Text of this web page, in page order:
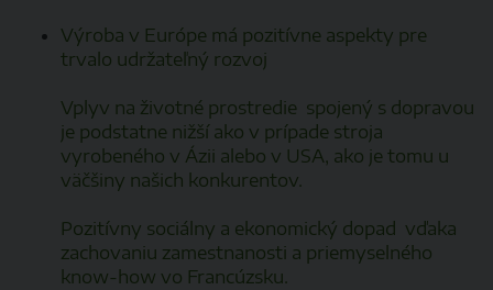
Výroba v Európe má pozitívne aspekty pre
trvalo udržateľný rozvoj
Vplyv na životné prostredie spojený s dopravou
je podstatne nižší ako v prípade stroja
vyrobeného v Ázii alebo v USA, ako je tomu u
väčšiny našich konkurentov.
Pozitívny sociálny a ekonomický dopad vďaka
zachovaniu zamestnanosti a priemyselného
know-how vo Francúzsku.